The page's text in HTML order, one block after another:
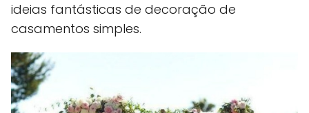
ideias fantásticas de decoração de
casamentos simples.